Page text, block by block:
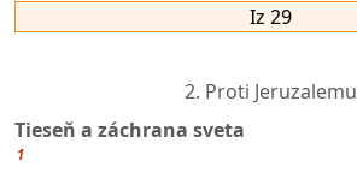
Iz 29
2. Proti Jeruzalemu
Tieseň a záchrana sveta
1